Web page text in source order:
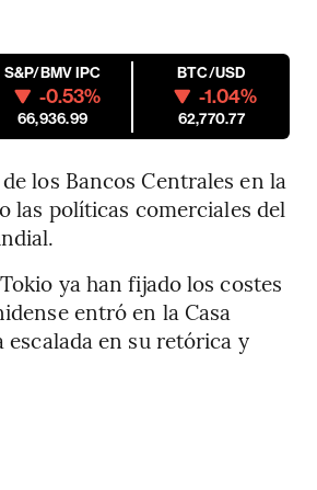
S&P/BMV IPC
-0.53%
66,936.99
BTC/USD
-1.04%
62,770.77
los Bancos Centrales en la
las políticas comerciales del
ya han fijado los costes
entró en la Casa
escalada en su retórica y